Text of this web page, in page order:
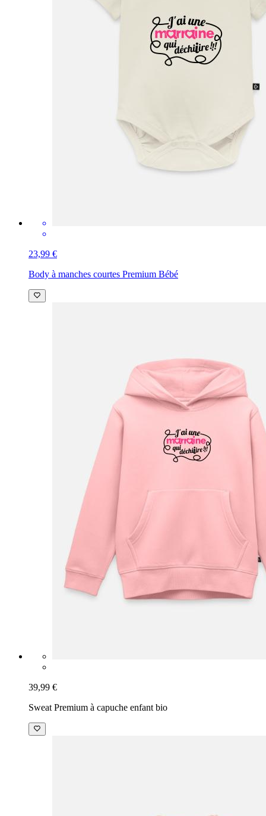
23,99 €
Body à manches courtes Premium Bébé
39,99 €
Sweat Premium à capuche enfant bio